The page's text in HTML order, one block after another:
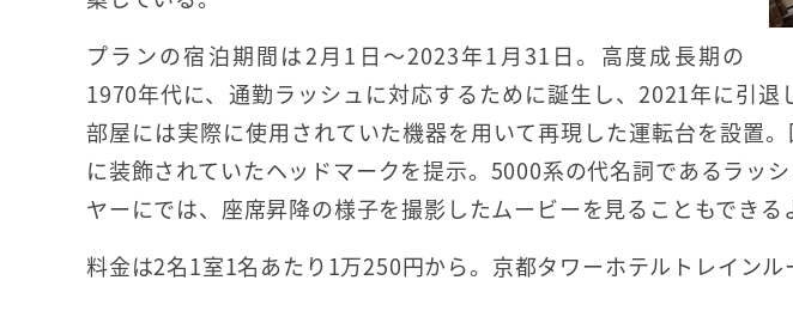
プランの宿泊期間は2月1日～2023年1月31日。高度成長期の
1970年代に、通勤ラッシュに対応するために誕生し、2021年に引退
部屋には実際に使用されていた機器を用いて再現した運転台を設置
に装飾されていたヘッドマークを提示。5000系の代名詞であるラッ
ヤーにでは、座席昇降の様子を撮影したムービーを見ることもできる
料金は2名1室1名あたり1万250円から。京都タワーホテルトレインル